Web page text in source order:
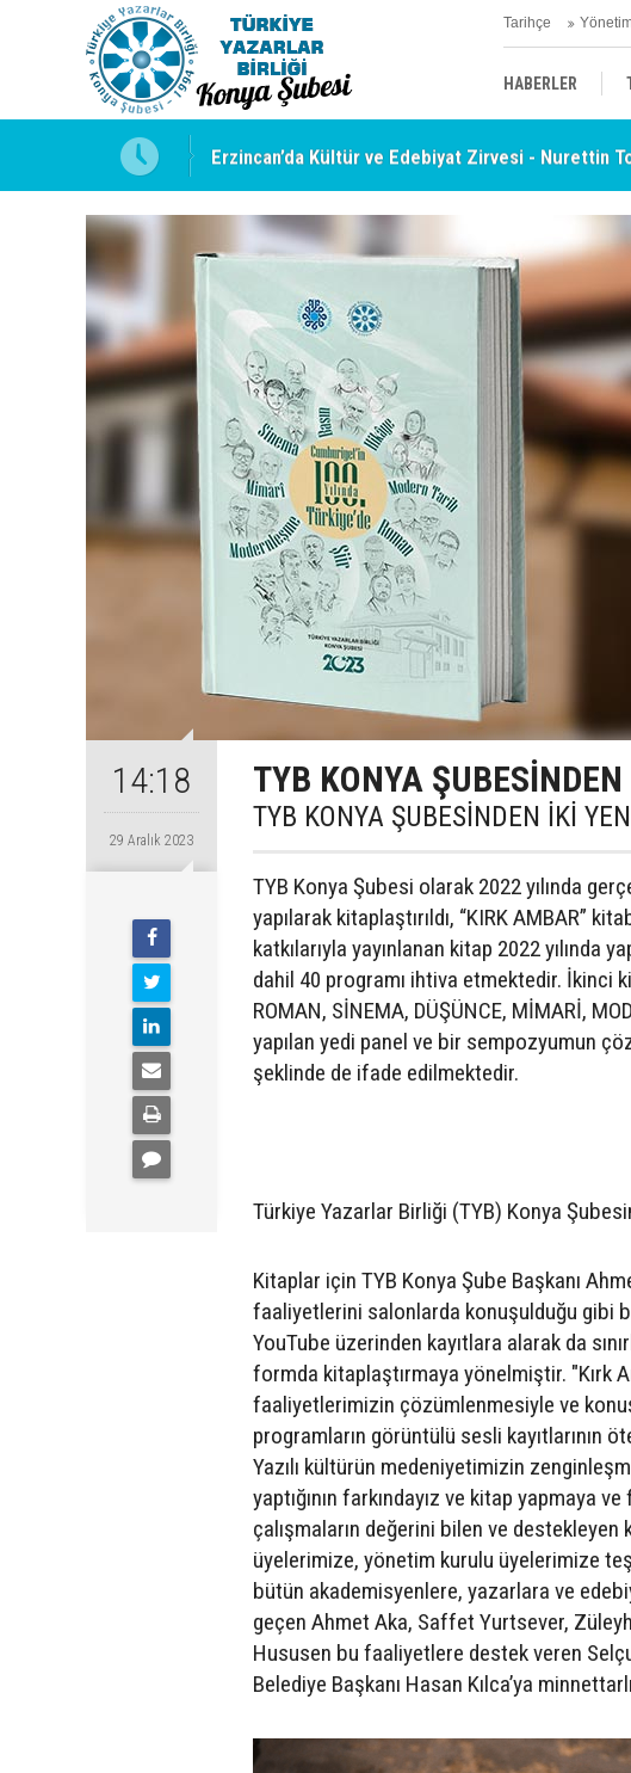
Tarihçe
HABERLER
Erzincan’da Kültür ve Edebiyat Zirvesi - Nurettin
14:18
29 Aralık 2023
TYB KONYA
TYB KONYA ŞUBESİNDEN İKİ
TYB Konya Şubesi olarak 2022 yılında
yapılarak kitaplaştırıldı, “KIRK AMBAR”
katkılarıyla yayınlanan kitap 2022
dahil 40 programı ihtiva etmektedir. İkinci
ROMAN, SİNEMA, DÜŞÜNCE, MİMARİ,
yapılan yedi panel ve bir sempozyumun
şeklinde de ifade edilmektedir.
Türkiye Yazarlar Birliği (TYB) Konya
Kitaplar için TYB Konya Şube Başkanı
faaliyetlerini salonlarda konuşulduğu gibi
YouTube üzerinden kayıtlara alarak da
formda kitaplaştırmaya yönelmiştir. "Kırk
faaliyetlerimizin çözümlenmesiyle ve
programların görüntülü sesli kayıtlarının
Yazılı kültürün medeniyetimizin
yaptığının farkındayız ve kitap yapmaya
çalışmaların değerini bilen ve
üyelerimize, yönetim kurulu üyelerimize
bütün akademisyenlere, yazarlara ve
geçen Ahmet Aka, Saffet Yurtsever,
Hususen bu faaliyetlere destek veren
Belediye Başkanı Hasan Kılca’ya